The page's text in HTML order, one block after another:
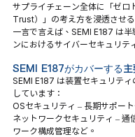
サプライチェーン全体に「ゼロ
Trust）」の考え方を浸透させる
一言で言えば、SEMI E187 は
ンにおけるサイバーセキュリテ
SEMI E187がカバーする主
SEMI E187 は装置セキュリテ
しています：
OSセキュリティ – 長期サポー
ネットワークセキュリティ – 通
ワーク構成管理など。